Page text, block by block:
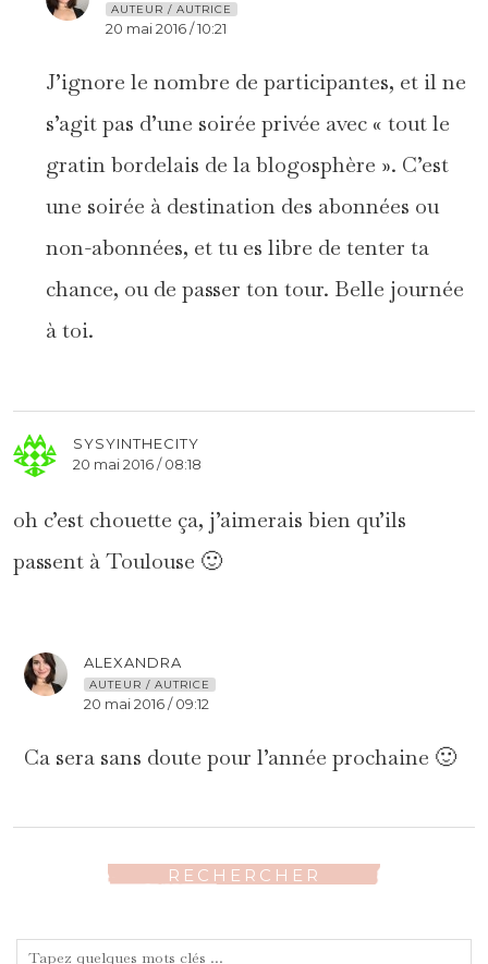
AUTEUR / AUTRICE
20 mai 2016 / 10:21
J’ignore le nombre de participantes, et il ne
s’agit pas d’une soirée privée avec « tout le
gratin bordelais de la blogosphère ». C’est
une soirée à destination des abonnées ou
non-abonnées, et tu es libre de tenter ta
chance, ou de passer ton tour. Belle journée
à toi.
SYSYINTHECITY
20 mai 2016 / 08:18
oh c’est chouette ça, j’aimerais bien qu’ils
passent à Toulouse 🙂
ALEXANDRA
AUTEUR / AUTRICE
20 mai 2016 / 09:12
Ca sera sans doute pour l’année prochaine 🙂
RECHERCHER